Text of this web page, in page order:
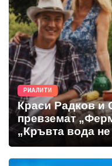
РИАЛИТИ
Краси Радков и
превземат
„Кръвта вода не